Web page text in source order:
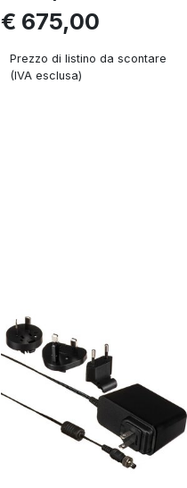
€ 675,00
Prezzo di listino da scontare
(IVA esclusa)